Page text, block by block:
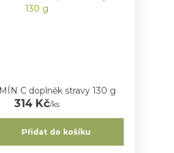
C doplněk stravy 130 g
314 Kč/ks
Přidat do košíku